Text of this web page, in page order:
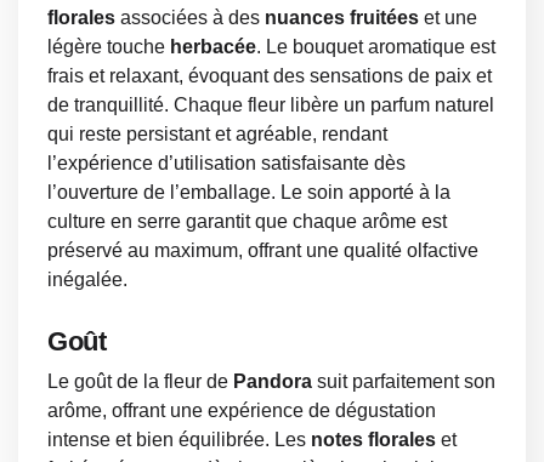
florales associées à des nuances fruitées et une
légère touche herbacée. Le bouquet aromatique est
frais et relaxant, évoquant des sensations de paix et
de tranquillité. Chaque fleur libère un parfum naturel
qui reste persistant et agréable, rendant
l’expérience d’utilisation satisfaisante dès
l’ouverture de l’emballage. Le soin apporté à la
culture en serre garantit que chaque arôme est
préservé au maximum, offrant une qualité olfactive
inégalée.
Goût
Le goût de la fleur de Pandora suit parfaitement son
arôme, offrant une expérience de dégustation
intense et bien équilibrée. Les notes florales et